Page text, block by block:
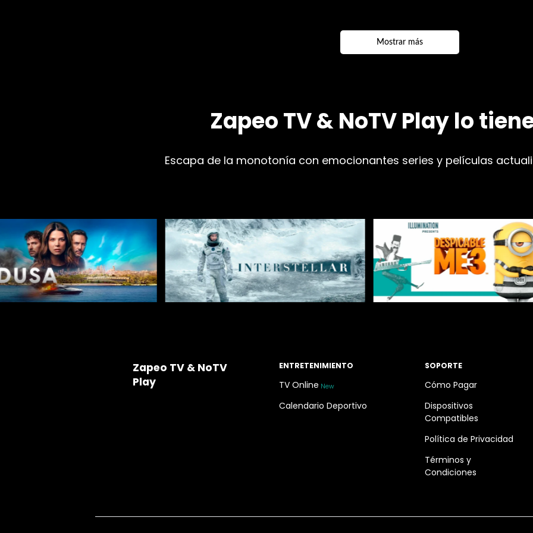
Mostrar más
Zapeo TV & NoTV Play lo
Escapa de la monotonía con emocionantes series y películas
Zapeo TV & NoTV
Play
ENTRETENIMIENTO
TV Online New
Calendario Deportivo
SOPORTE
Cómo Pagar
Dispositivos
Compatibles
Política de Privacidad
Términos y
Condiciones